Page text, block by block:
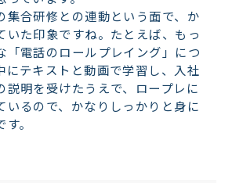
合研修との連動という面で、か
いた印象ですね。たとえば、もっ
「電話のロールプレイング」につ
にテキストと動画で学習し、入社
説明を受けたうえで、ロープレに
いるので、かなりしっかりと身に
。